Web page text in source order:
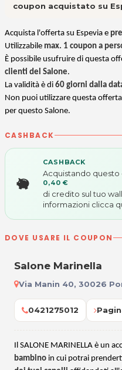
coupon acquistato su
Acquista l'offerta su Espevia e
Utilizzabile max. 1 coupon a
È possibile usufruire di questa
clienti del Salone.
La validità è di 60 giorni dalla
Non puoi utilizzare questa
per questo Salone.
CASHBACK
CASHBACK
Acquistando
0,40 €
di credito sul tuo
informazioni clicca
DOVE USARE IL COUPON
Salone Marinella
Via Manin 40, 30026
0421275012
Il SALONE MARINELLA è un
bambino in cui potrai